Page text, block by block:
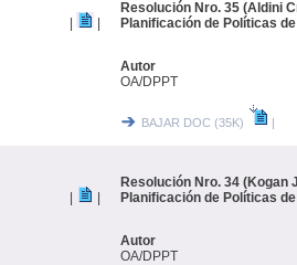
Resolución Nro. 35 (Aldini
Planificación de Políticas
Autor
OA/DPPT
BAJAR DOC (35K) |
Resolución Nro. 34
Planificación de Políticas
Autor
OA/DPPT